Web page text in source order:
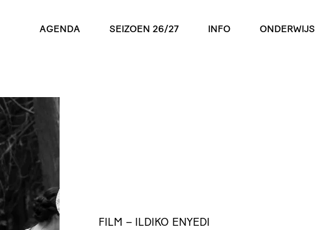
AGENDA SEIZOEN 26/27 INFO ONDERWIJS
FILM – ILDIKO ENYEDI